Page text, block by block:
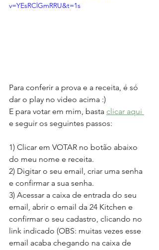
v=YEsRClGmRRU&t=1s
Para conferir a prova e a receita, é só
dar o play no video acima :)
E para votar em mim, basta clicar aqui
e seguir os seguintes passos:
1) Clicar em VOTAR no botão abaixo
do meu nome e receita.
2) Digitar o seu email, criar uma senha
e confirmar a sua senha.
3) Acessar a caixa de entrada do seu
email, abrir o email da 24 Kitchen e
confirmar o seu cadastro, clicando no
link indicado (OBS: muitas vezes esse
email acaba chegando na caixa de